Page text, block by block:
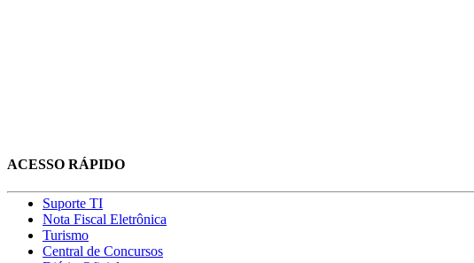
ACESSO RÁPIDO
Suporte TI
Nota Fiscal Eletrônica
Turismo
Central de Concursos